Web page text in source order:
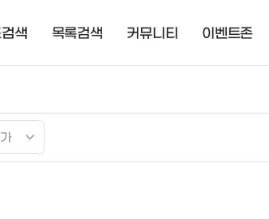
색 목록검색 커뮤니티 이벤트존